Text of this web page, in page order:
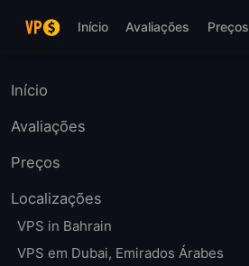
Início
Avaliações Preços
Início
Avaliações
Preços
Localizações
VPS in Bahrain
VPS em Dubai, Emirados Árabes